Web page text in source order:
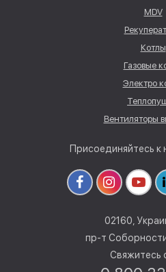
MDV
Котлы
Газовые
Электро
Вентиляторы
Присоединяйтесь к
02160,
пр-т
Свяжитесь